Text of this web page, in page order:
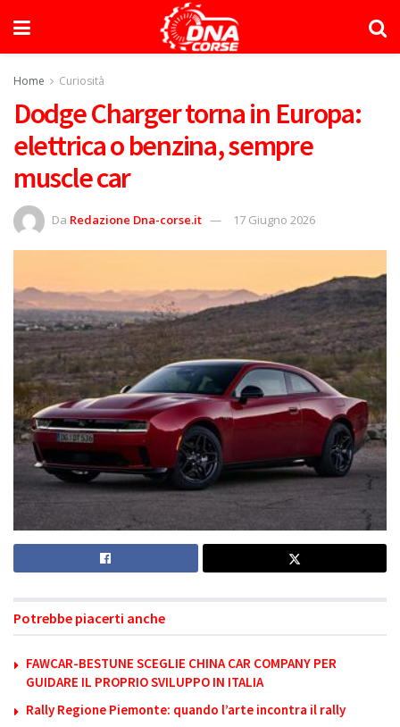
Home Curiosità
Dodge Charger torna in Europa:
elettrica o benzina, sempre
muscle car
Da Redazione Dna-corse.it 17 Giugno 2026
Potrebbe piacerti anche
FAWCAR-BESTUNE SCEGLIE CHINA CAR COMPANY PER
GUIDARE IL PROPRIO SVILUPPO IN ITALIA
Rally Regione Piemonte: quando l’arte incontra il rally